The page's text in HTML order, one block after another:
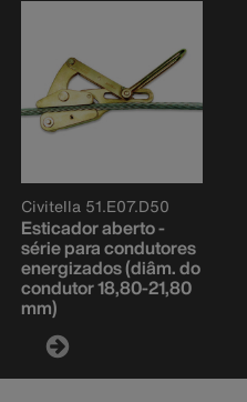
Civitella 51.E07.D50
Esticador aberto -
série para condutores
energizados (diâm. do
condutor 18,80-21,80
mm)